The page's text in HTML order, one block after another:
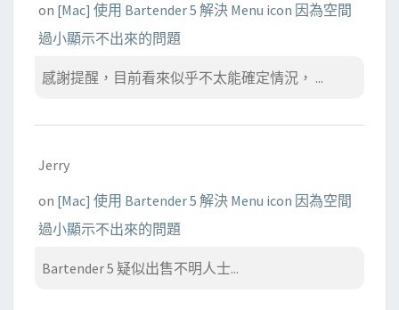
on [Mac] 使用 Bartender 5 解決 Menu icon 因為空間
過小顯示不出來的問題
感謝提醒，目前看來似乎不太能確定情況， ...
Jerry
on [Mac] 使用 Bartender 5 解決 Menu icon 因為空間
過小顯示不出來的問題
Bartender 5 疑似出售不明人士...